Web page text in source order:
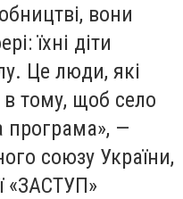
вони
їхні діти
Це люди, які
в тому, щоб село
програма», —
союзу України,
«ЗАСТУП»